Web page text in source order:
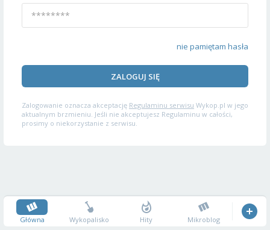
nie pamiętam hasła
ZALOGUJ SIĘ
Zalogowanie oznacza akceptację Regulaminu serwisu Wykop.pl w jego
aktualnym brzmieniu. Jeśli nie akceptujesz Regulaminu w całości,
prosimy o niekorzystanie z serwisu.
Główna Wykopalisko Hity Mikroblog